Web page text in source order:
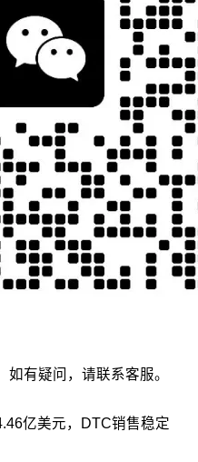
有疑问，请联系客服。
亿美元，DTC销售稳定